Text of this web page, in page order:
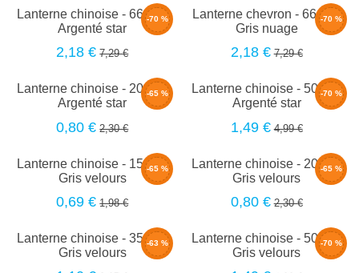
-70 %
Lanterne chinoise - 66cm -
Argenté star
2,18 € 7,29 €
-70 %
Lanterne chevron - 66cm -
Gris nuage
2,18 € 7,29 €
-65 %
Lanterne chinoise - 20cm -
Argenté star
0,80 € 2,30 €
-70 %
Lanterne chinoise - 50cm -
Argenté star
1,49 € 4,99 €
-65 %
Lanterne chinoise - 15cm -
Gris velours
0,69 € 1,98 €
-65 %
Lanterne chinoise - 20cm -
Gris velours
0,80 € 2,30 €
-63 %
Lanterne chinoise - 35cm -
Gris velours
-70 %
Lanterne chinoise - 50cm -
Gris velours